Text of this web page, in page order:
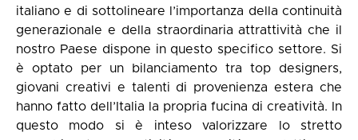
italiano e di sottolineare l’importanza della continuità
generazionale e della straordinaria attrattività che il
nostro Paese dispone in questo specifico settore. Si
è optato per un bilanciamento tra top designers,
giovani creativi e talenti di provenienza estera che
hanno fatto dell’Italia la propria fucina di creatività. In
questo modo si è inteso valorizzare lo stretto